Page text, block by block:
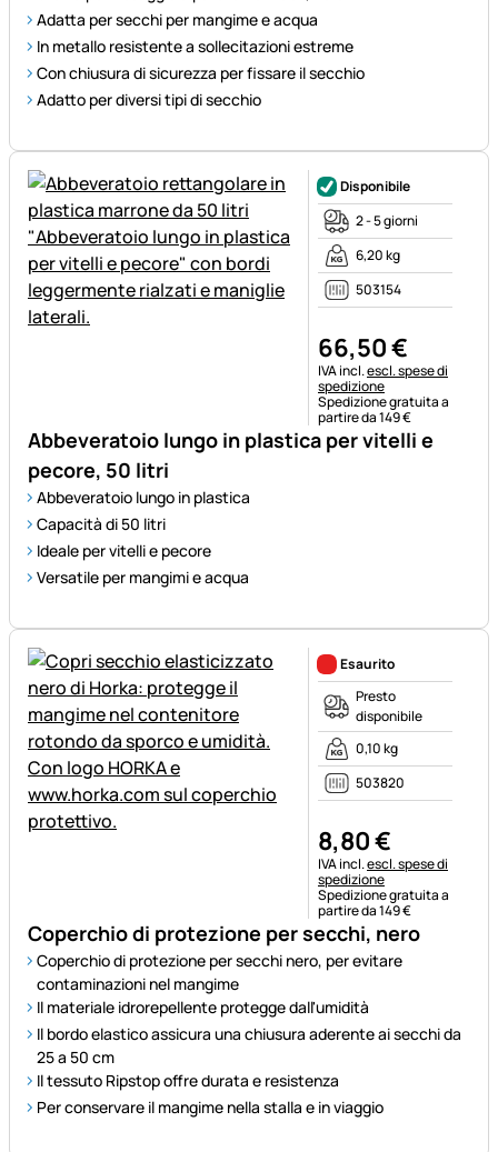
Adatta per secchi per mangime e acqua
In metallo resistente a sollecitazioni estreme
Con chiusura di sicurezza per fissare il secchio
Adatto per diversi tipi di secchio
Abbeveratoio lungo in plastica per vitelli e
pecore, 50 litri
Abbeveratoio lungo in plastica
Capacità di 50 litri
Ideale per vitelli e pecore
Versatile per mangimi e acqua
Disponibile
2 - 5 giorni
6,20 kg
503154
66,50€
Informazioni fiscali:
IVA incl.escl. spese di
spedizione
Spedizione gratuita a
partire da 149 €
Coperchio di protezione per secchi, nero
Coperchio di protezione per secchi nero, per evitare
contaminazioni nel mangime
Il materiale idrorepellente protegge dall'umidità
Il bordo elastico assicura una chiusura aderente ai secchi da
25 a 50 cm
Il tessuto Ripstop offre durata e resistenza
Per conservare il mangime nella stalla e in viaggio
Esaurito
Presto
disponibile
0,10 kg
503820
8,80€
Informazioni fiscali:
IVA incl.escl. spese di
spedizione
Spedizione gratuita a
partire da 149 €